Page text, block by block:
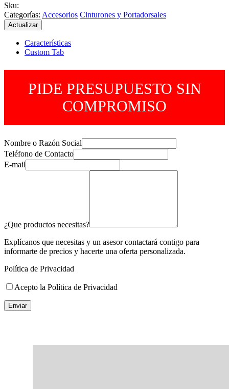
Sku:
Categorías: Accesorios Cinturones y Portadorsales
Características
Custom Tab
PIDE PRESUPUESTO SIN
COMPROMISO
Nombre o Razón Social
Teléfono de Contacto
E-mail
¿Que productos necesitas?
Explícanos que necesitas y un asesor contactará contigo para
informarte de precios y hacerte una oferta personalizada.
Política de Privacidad
Acepto la Política de Privacidad
Enviar